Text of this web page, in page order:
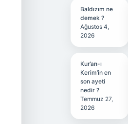
Baldızım ne
demek ?
Ağustos 4,
2026
Kur’an-ı
Kerim’in en
son ayeti
nedir ?
Temmuz 27,
2026